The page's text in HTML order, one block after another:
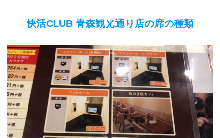
快活CLUB 青森観光通り店の席の種類